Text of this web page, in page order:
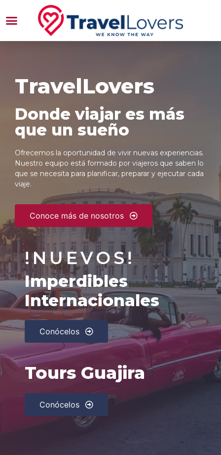
TravelLovers
Donde viajar es más
que un sueño
Ofrecemos la oportunidad de vivir nuevas experiencias.
Nuestro equipo está formado por viajeros que saben lo
que se necesita para planificar, preparar y ejecutar cada
viaje.
Conoce más de nosotros
!NUEVOS!
Imperdibles
Internacionales
Conócelos
Tours Guajira
Conócelos